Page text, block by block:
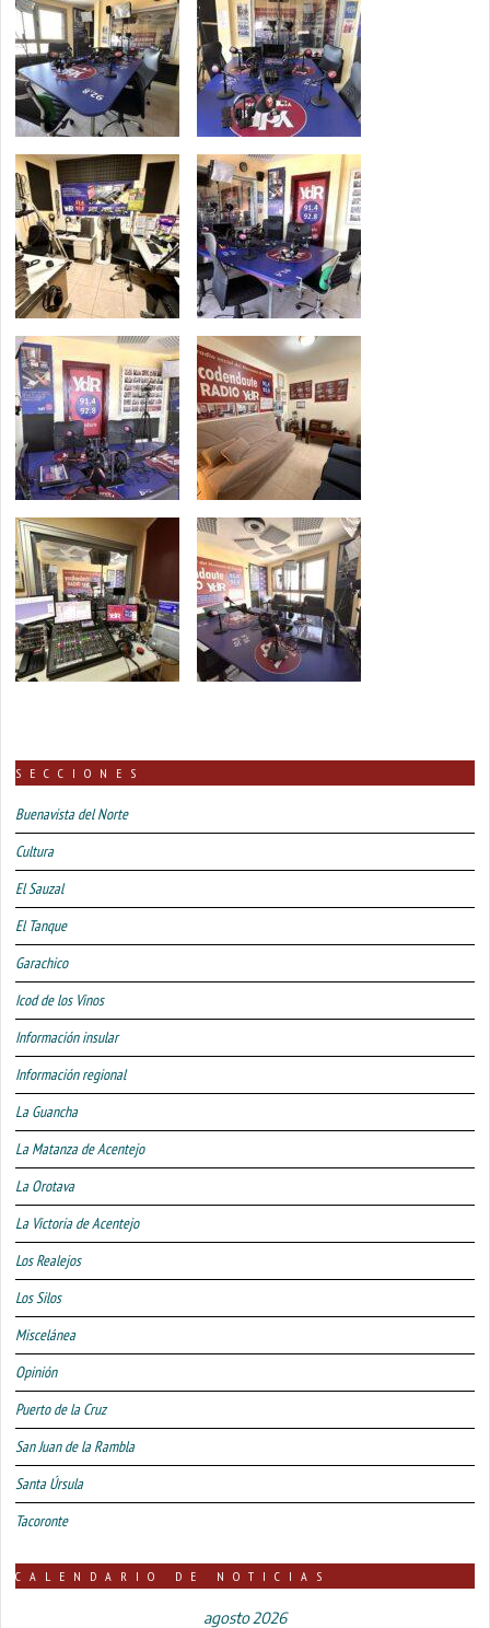
SECCIONES
Buenavista del Norte
Cultura
El Sauzal
El Tanque
Garachico
Icod de los Vinos
Información insular
Información regional
La Guancha
La Matanza de Acentejo
La Orotava
La Victoria de Acentejo
Los Realejos
Los Silos
Miscelánea
Opinión
Puerto de la Cruz
San Juan de la Rambla
Santa Úrsula
Tacoronte
CALENDARIO DE NOTICIAS
agosto 2026